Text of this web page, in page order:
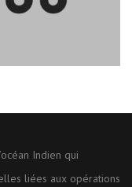
Indien qui
liées aux opérations